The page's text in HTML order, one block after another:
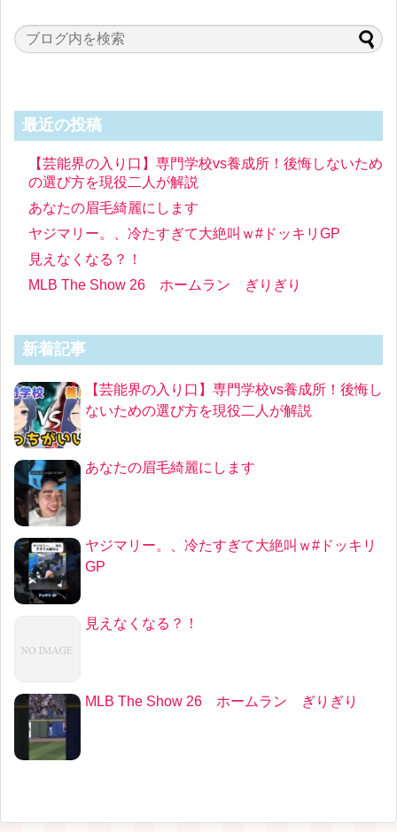
最近の投稿
【芸能界の入り口】専門学校vs養成所！後悔しないため
の選び方を現役二人が解説
あなたの眉毛綺麗にします
ヤジマリー。、冷たすぎて大絶叫ｗ#ドッキリGP
見えなくなる？！
MLB The Show 26 ホームラン ぎりぎり
新着記事
【芸能界の入り口】専門学校vs養成所！後悔し
ないための選び方を現役二人が解説
あなたの眉毛綺麗にします
ヤジマリー。、冷たすぎて大絶叫ｗ#ドッキリ
GP
見えなくなる？！
MLB The Show 26 ホームラン ぎりぎり